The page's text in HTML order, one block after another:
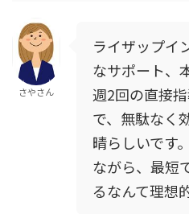
さやさん
ライザップイ
なサポート、
週2回の直接
で、無駄なく
晴らしいです
ながら、最短
るなんて理想